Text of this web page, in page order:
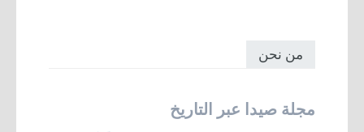
من نحن
مجلة صيدا عبر التاريخ